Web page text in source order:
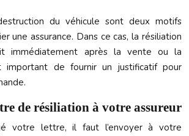
du véhicule sont deux motifs
une assurance. Dans ce cas, la résiliation
immédiatement après la vente ou la
important de fournir un justificatif pour
de résiliation à votre assureur
votre lettre, il faut l’envoyer à votre